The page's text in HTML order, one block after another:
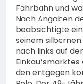
Fahrbahn und
Nach Angaben
beabsichtigte
seinem
nach links auf
Einkaufsmarktes
den entgegen